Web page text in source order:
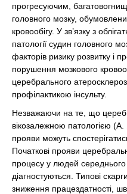
прогресуючим,
головного мозку,
кровообігу. У зв’язку з
патології судин головного
факторів ризику розвитку і
порушення мозкового
церебрального
профілактикою інсульту.
Незважаючи на те, що
вікозалежною патологією
прояви можуть
Початкові прояви
процесу у людей середнього
діагностуються. Типові
зниження працездатності,